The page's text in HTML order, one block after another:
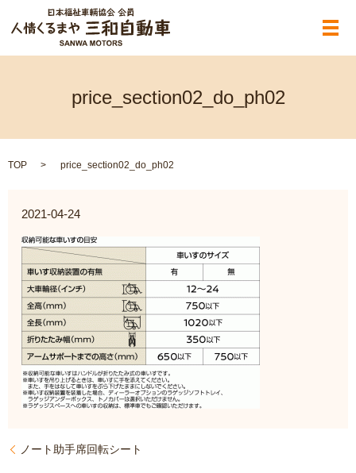
メ
price_section02_do_ph02
TOP price_section02_do_ph02
2021-04-24
ノート助手席回転シート